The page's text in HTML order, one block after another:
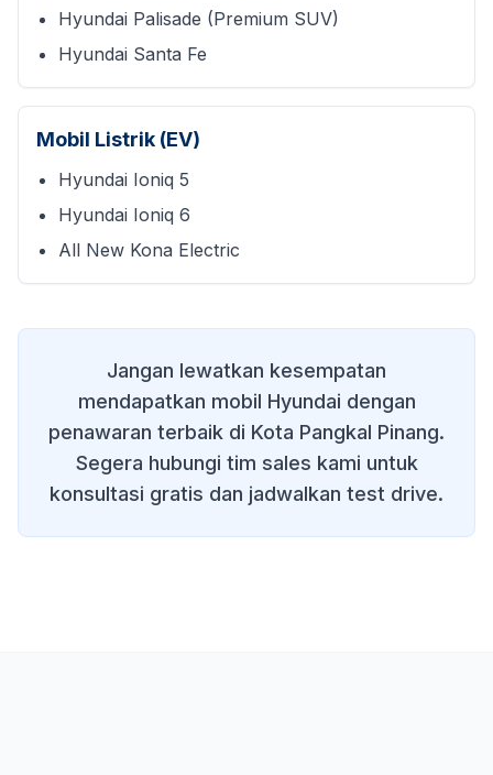
Hyundai Palisade (Premium SUV)
Hyundai Santa Fe
Mobil Listrik (EV)
Hyundai Ioniq 5
Hyundai Ioniq 6
All New Kona Electric
Jangan lewatkan kesempatan
mendapatkan mobil Hyundai dengan
penawaran terbaik di Kota Pangkal Pinang.
Segera hubungi tim sales kami untuk
konsultasi gratis dan jadwalkan test drive.